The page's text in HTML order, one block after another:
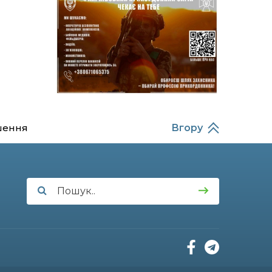
14:37
21 лип
Захищав кордон до
останнього подиху:
пам’яті полеглого
прикордонника
Олександра Кичаня
(ВІДЕО)
11:28
Від штанги до «крил»: як
паверліфтера гартують
перемогу на Донеччині
21 лип
річного Захисника Сергія
Балабаєнка
Вгору